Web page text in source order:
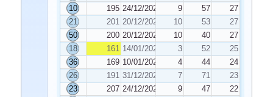
10
195 24/12/2024 9 57
27
21
201 20/12/2024 10 53
27
50
200 20/12/2024 10 40
27
18
161 14/01/2025 3 52
25
36
169 10/01/2025 4 44
24
26
191 31/12/2024 7 71
23
23
207 24/12/2024 9 47
22